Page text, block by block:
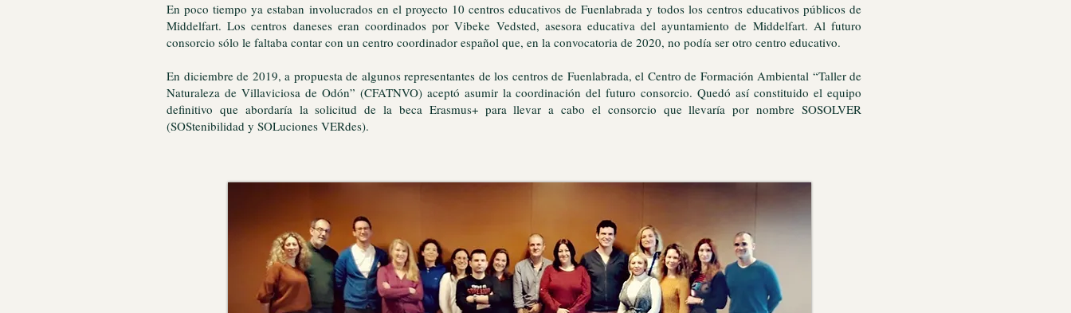
En poco tiempo ya estaban involucrados en el proyecto 10 centros educativos de Fuenlabrada y todos los centros educativos públicos de
Middelfart. Los centros daneses eran coordinados por Vibeke Vedsted, asesora educativa del ayuntamiento de Middelfart. Al futuro
consorcio sólo le faltaba contar con un centro coordinador español que, en la convocatoria de 2020, no podía ser otro centro educativo.
En diciembre de 2019, a propuesta de algunos representantes de los centros de Fuenlabrada, el Centro de Formación Ambiental “Taller de
Naturaleza de Villaviciosa de Odón” (CFATNVO) aceptó asumir la coordinación del futuro consorcio. Quedó así constituido el equipo
definitivo que abordaría la solicitud de la beca Erasmus+ para llevar a cabo el consorcio que llevaría por nombre SOSOLVER
(SOStenibilidad y SOLuciones VERdes).